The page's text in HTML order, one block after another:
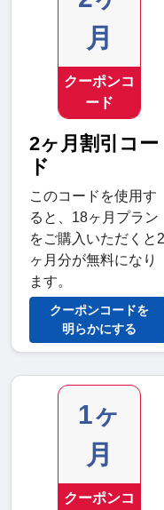
月
クーポンコ
ード
2ヶ月割引コー
ド
このコードを使用す
ると、18ヶ月プラン
をご購入いただくと2
ヶ月分が無料になり
ます。
クーポンコードを
明らかにする
1ヶ
月
クーポンコ